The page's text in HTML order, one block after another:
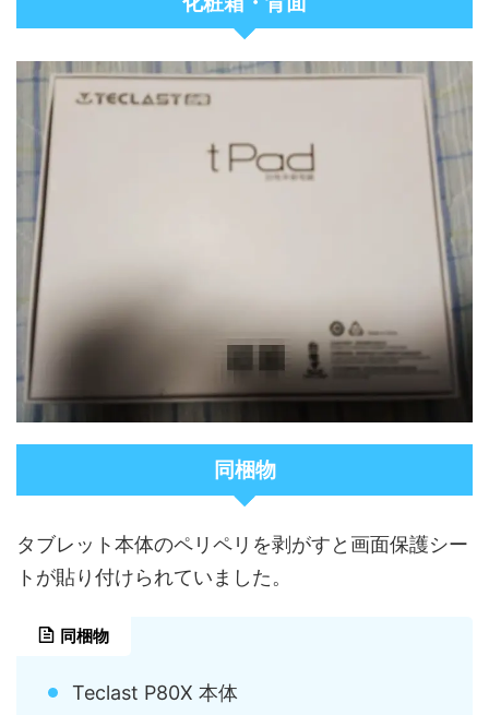
同梱物
タブレット本体のペリペリを剥がすと画面保護シー
トが貼り付けられていました。
同梱物
Teclast P80X 本体